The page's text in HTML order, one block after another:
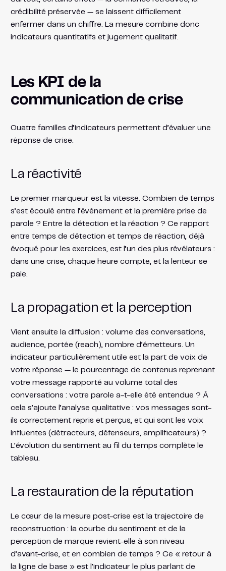
crédibilité préservée — se laissent difficilement
enfermer dans un chiffre. La mesure combine donc
indicateurs quantitatifs et jugement qualitatif.
Les KPI de la
communication de crise
Quatre familles d’indicateurs permettent d’évaluer une
réponse de crise.
La réactivité
Le premier marqueur est la vitesse. Combien de temps
s’est écoulé entre l’événement et la première prise de
parole ? Entre la détection et la réaction ? Ce rapport
entre temps de détection et temps de réaction, déjà
évoqué pour les exercices, est l’un des plus révélateurs :
dans une crise, chaque heure compte, et la lenteur se
paie.
La propagation et la perception
Vient ensuite la diffusion : volume des conversations,
audience, portée (reach), nombre d’émetteurs. Un
indicateur particulièrement utile est la part de voix de
votre réponse — le pourcentage de contenus reprenant
votre message rapporté au volume total des
conversations : votre parole a-t-elle été entendue ? À
cela s’ajoute l’analyse qualitative : vos messages sont-
ils correctement repris et perçus, et qui sont les voix
influentes (détracteurs, défenseurs, amplificateurs) ?
L’évolution du sentiment au fil du temps complète le
tableau.
La restauration de la réputation
Le cœur de la mesure post-crise est la trajectoire de
reconstruction : la courbe du sentiment et de la
perception de marque revient-elle à son niveau
d’avant-crise, et en combien de temps ? Ce « retour à
la ligne de base » est l’indicateur le plus parlant de